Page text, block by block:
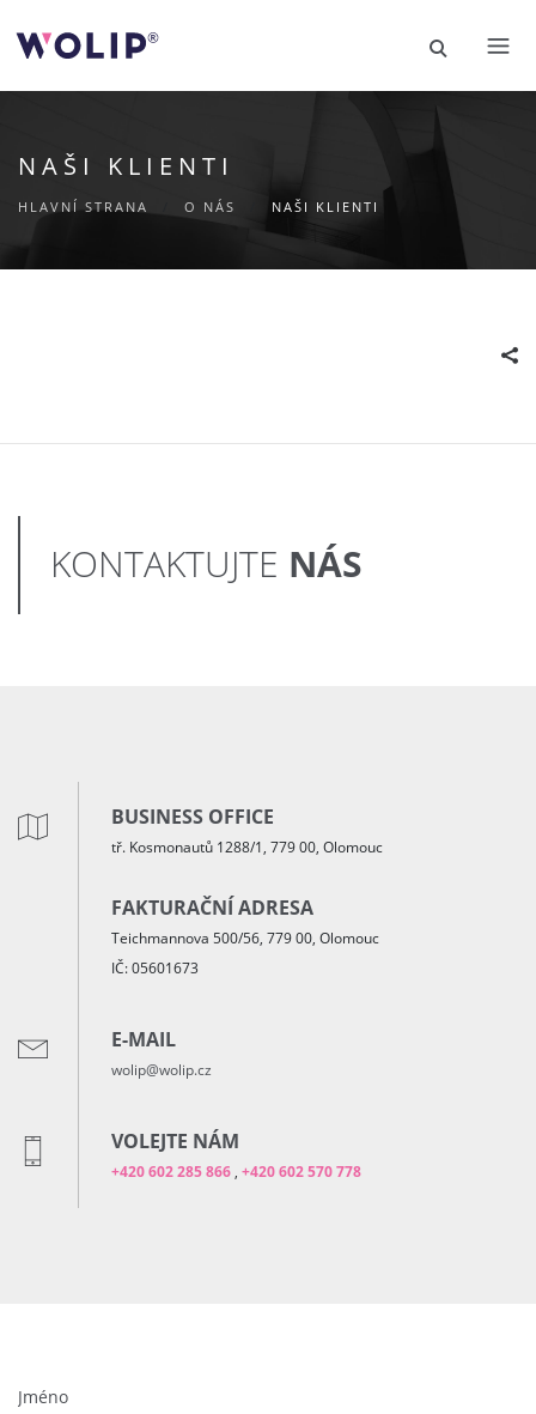
NAŠI KLIENTI
HLAVNÍ STRANA O NÁS NAŠI KLIENTI
KONTAKTUJTE NÁS
BUSINESS OFFICE
tř. Kosmonautů 1288/1, 779 00, Olomouc
FAKTURAČNÍ ADRESA
Teichmannova 500/56, 779 00, Olomouc
IČ: 05601673
E-MAIL
wolip@wolip.cz
VOLEJTE NÁM
+420 602 285 866 +420 602 570 778